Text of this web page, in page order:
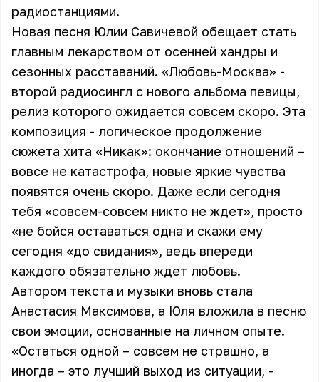
радиостанциями.
Новая песня Юлии Савичевой обещает стать
главным лекарством от осенней хандры и
сезонных расставаний. «Любовь-Москва» -
второй радиосингл с нового альбома певицы,
релиз которого ожидается совсем скоро. Эта
композиция - логическое продолжение
сюжета хита «Никак»: окончание отношений –
вовсе не катастрофа, новые яркие чувства
появятся очень скоро. Даже если сегодня
тебя «совсем-совсем никто не ждет», просто
«не бойся оставаться одна и скажи ему
сегодня «до свидания», ведь впереди
каждого обязательно ждет любовь.
Автором текста и музыки вновь стала
Анастасия Максимова, а Юля вложила в песню
свои эмоции, основанные на личном опыте.
«Остаться одной – совсем не страшно, а
иногда – это лучший выход из ситуации, -